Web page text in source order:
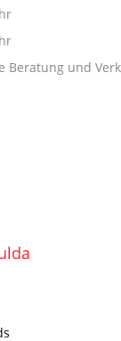
Beratung und